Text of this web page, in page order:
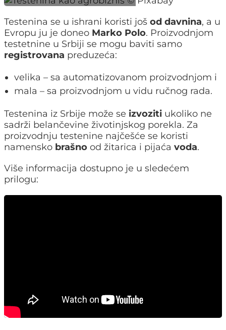
Testenina se u ishrani koristi još od davnina, a u
Evropu ju je doneo Marko Polo. Proizvodnjom
testetnine u Srbiji se mogu baviti samo
registrovana preduzeća:
velika – sa automatizovanom proizvodnjom i
mala – sa proizvodnjom u vidu ručnog rada.
Testenina iz Srbije može se izvoziti ukoliko ne
sadrži belančevine životinjskog porekla. Za
proizvodnju testenine najčešće se koristi
namensko brašno od žitarica i pijaća voda.
Više informacija dostupno je u sledećem
prilogu: